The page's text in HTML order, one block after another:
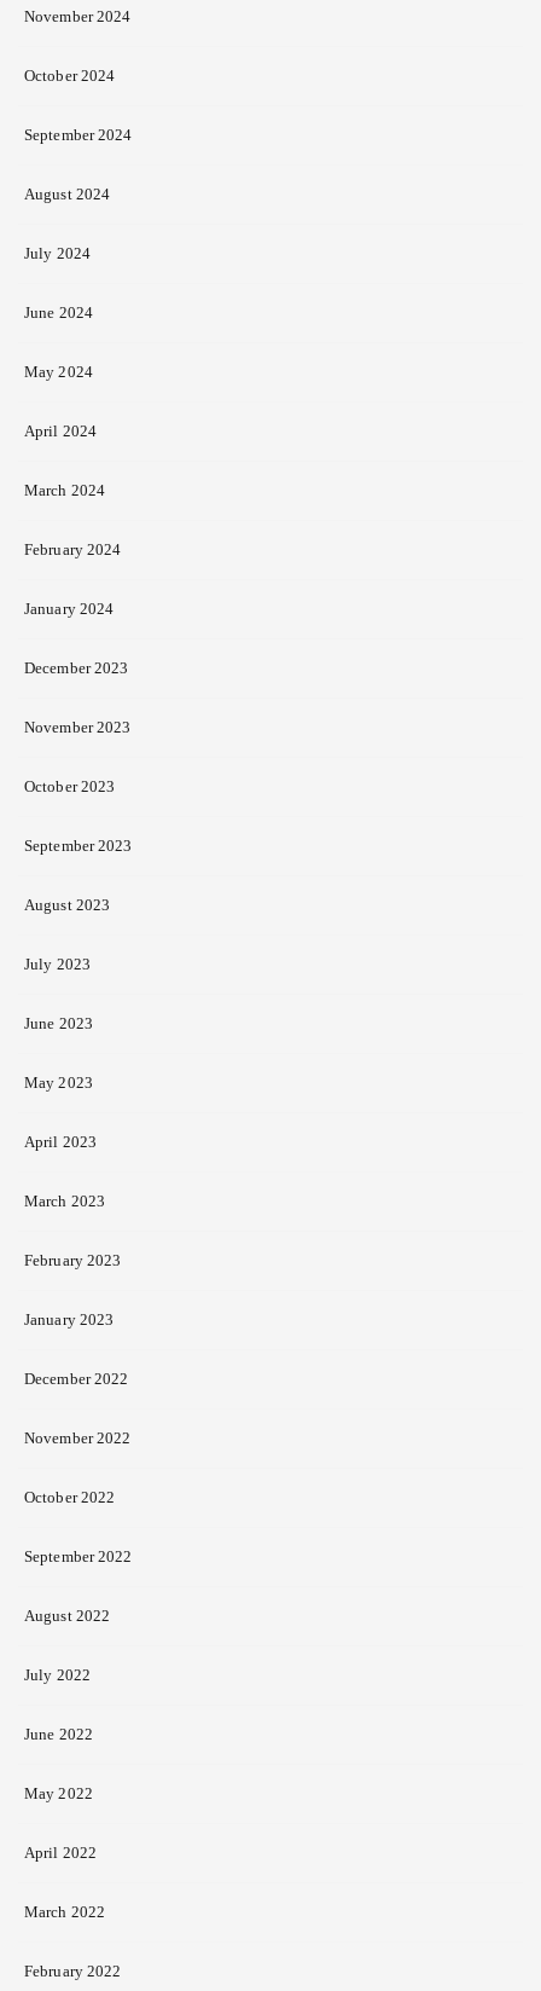
November 2024
October 2024
September 2024
August 2024
July 2024
June 2024
May 2024
April 2024
March 2024
February 2024
January 2024
December 2023
November 2023
October 2023
September 2023
August 2023
July 2023
June 2023
May 2023
April 2023
March 2023
February 2023
January 2023
December 2022
November 2022
October 2022
September 2022
August 2022
July 2022
June 2022
May 2022
April 2022
March 2022
February 2022